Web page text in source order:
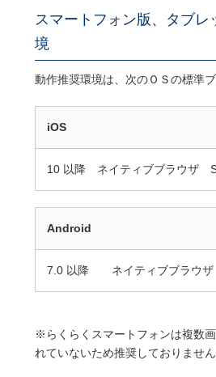
スマートフォン版、タブレ
境
動作推奨環境は、次のＯＳの標準
iOS
10 以降 ネイティブブラウザ
Android
7.0 以降 ネイティブブラウ
※らくらくスマートフォンは複数
れていないため推奨しておりません